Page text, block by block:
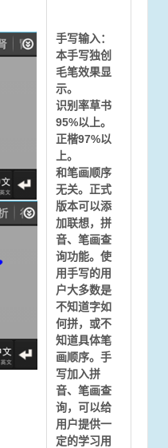
手写输入：
本手写独创
毛笔效果显
示。
识别率草书
95%以上。
正楷97%以
上。
和笔画顺序
无关。正式
版本可以添
加联想，拼
音、笔画查
询功能。使
用手写的用
户大多数是
不知道字如
何拼，或不
知道具体笔
画顺序。手
写加入拼
音、笔画查
询，可以给
用户提供一
定的学习用